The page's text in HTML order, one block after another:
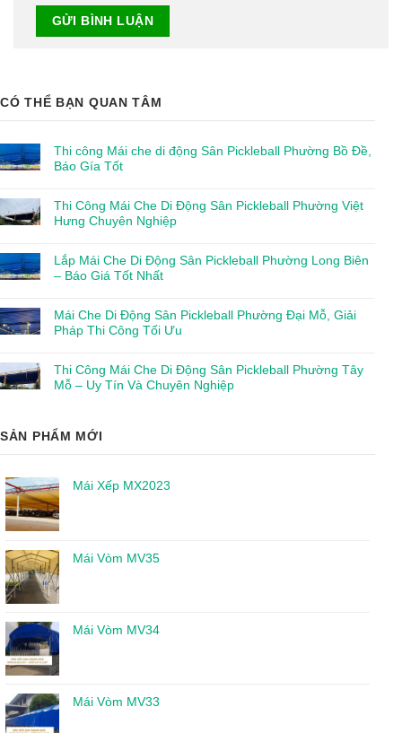
CÓ THỂ BẠN QUAN TÂM
Thi công Mái che di động Sân Pickleball Phường Bồ Đề,
Báo Gía Tốt
Thi Công Mái Che Di Động Sân Pickleball Phường Việt
Hưng Chuyên Nghiệp
Lắp Mái Che Di Động Sân Pickleball Phường Long Biên
– Báo Giá Tốt Nhất
Mái Che Di Động Sân Pickleball Phường Đại Mỗ, Giải
Pháp Thi Công Tối Ưu
Thi Công Mái Che Di Động Sân Pickleball Phường Tây
Mỗ – Uy Tín Và Chuyên Nghiệp
SẢN PHẨM MỚI
Mái Xếp MX2023
Mái Vòm MV35
Mái Vòm MV34
Mái Vòm MV33